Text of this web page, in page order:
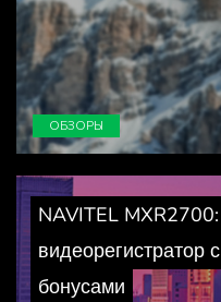
ОБЗОРЫ
NAVITEL MXR2700:
видеорегистратор с
бонусами